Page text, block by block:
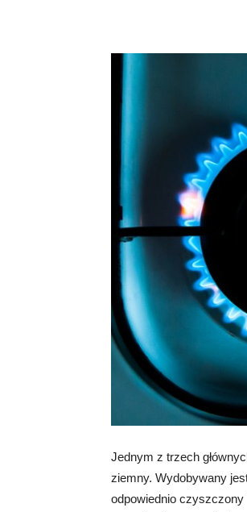
Jednym z trzech
ziemny. Wydobywany
odpowiednio czyszczony